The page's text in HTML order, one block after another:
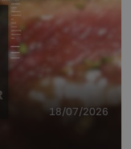
18/07/2026